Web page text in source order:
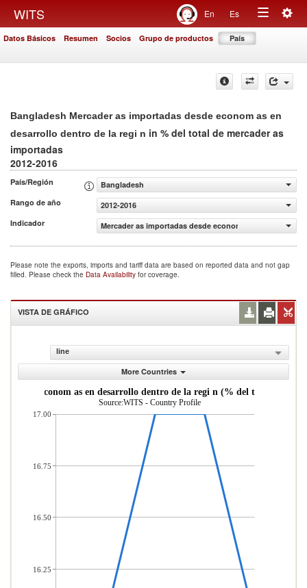
WITS En Es
Toggle
Datos Básicos Resumen Socios Grupo de productos País
Bangladesh Mercader as importadas desde econom as en
desarrollo dentro de la regi n in % del total de mercader as
importadas
2012-2016
País/Región
Bangladesh
Rango de año
2012-2016
Indicador
Mercader as importadas desde econom as en
Please note the exports, imports and tariff data are based on reported data and not gap
filled. Please check the Data Availability for coverage.
VISTA DE GRÁFICO
line
More Countries
desde econom as en desarrollo dentro de la regi n (% del total de
Source:WITS - Country Profile
17.00
16.75
16.50
16.25